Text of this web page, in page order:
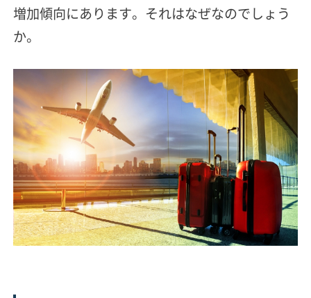
増加傾向にあります。それはなぜなのでしょう
か。